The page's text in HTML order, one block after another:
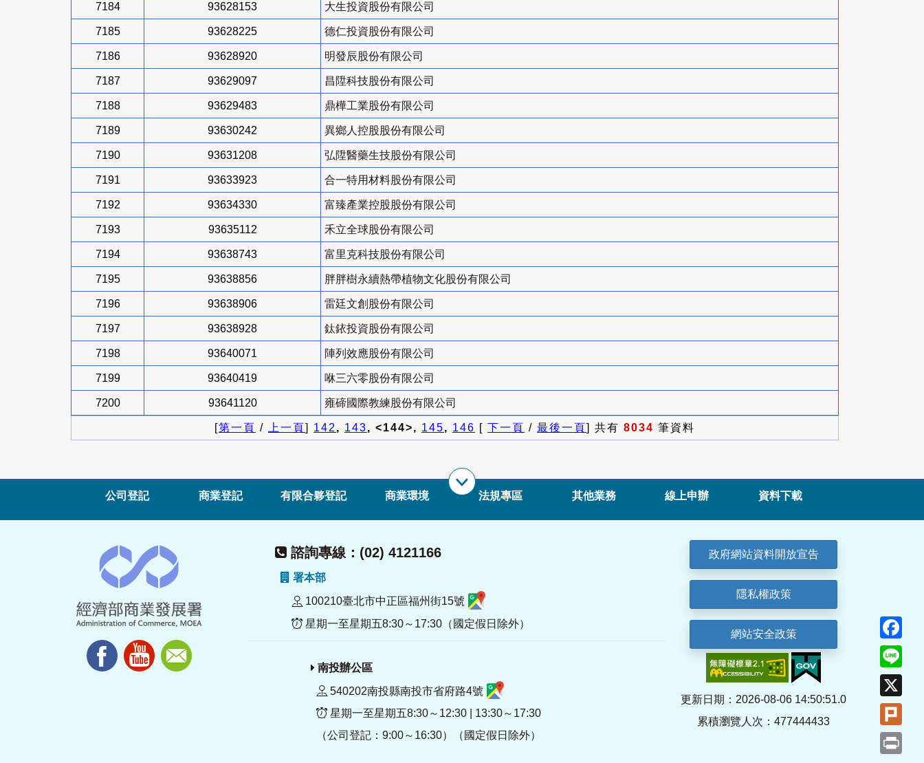
7184 93628153 大生投資股份有限公司
7185 93628225 德仁投資股份有限公司
7186 93628920 明發辰股份有限公司
7187 93629097 昌陞科技股份有限公司
7188 93629483 鼎樺工業股份有限公司
7189 93630242 異鄉人控股股份有限公司
7190 93631208 弘陞醫藥生技股份有限公司
7191 93633923 合一特用材料股份有限公司
7192 93634330 富臻產業控股股份有限公司
7193 93635112 禾立全球股份有限公司
7194 93638743 富里克科技股份有限公司
7195 93638856 胖胖樹永續熱帶植物文化股份有限公司
7196 93638906 雷廷文創股份有限公司
7197 93638928 鈦銥投資股份有限公司
7198 93640071 陣列效應股份有限公司
7199 93640419 咻三六零股份有限公司
7200 93641120 雍碲國際教練股份有限公司
[第一頁 / 上一頁] 142, 143, <144>, 145, 146 [ 下一頁 / 最後一頁] 共有 8034 筆資料
公司登記 商業登記 有限合夥登記 商業環境 法規專區 其他業務 線上申辦 資料下載
諮詢專線：(02) 4121166
署本部
100210臺北市中正區福州街15號
星期一至星期五8:30～17:30（國定假日除外）
南投辦公區
540202南投縣南投市省府路4號
星期一至星期五8:30～12:30 | 13:30～17:30
（公司登記：9:00～16:30）（國定假日除外）
政府網站資料開放宣告
隱私權政策
網站安全政策
更新日期：2026-08-06 14:50:51.0
累積瀏覽人次：477444433